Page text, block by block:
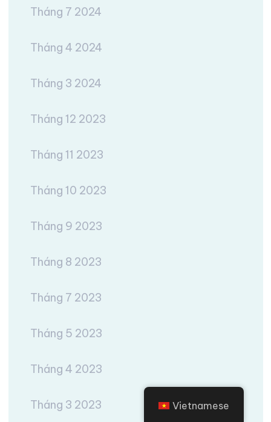
Tháng 7 2024
Tháng 4 2024
Tháng 3 2024
Tháng 12 2023
Tháng 11 2023
Tháng 10 2023
Tháng 9 2023
Tháng 8 2023
Tháng 7 2023
Tháng 5 2023
Tháng 4 2023
Tháng 3 2023 Vietnamese